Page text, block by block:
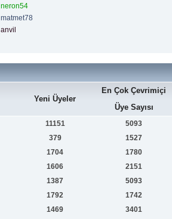
neron54
matmet78
anvil
Yeni Üyeler
En Çok Çevrimiçi
Üye Sayısı
11151 5093
379 1527
1704 1780
1606 2151
1387 5093
1792 1742
1469 3401